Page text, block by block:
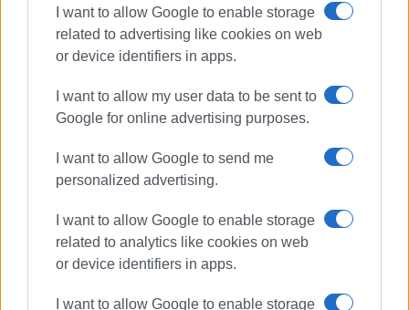
I want to allow Google to enable storage
related to advertising like cookies on web
or device identifiers in apps.
I want to allow my user data to be sent to
Google for online advertising purposes.
I want to allow Google to send me
personalized advertising.
I want to allow Google to enable storage
related to analytics like cookies on web
or device identifiers in apps.
I want to allow Google to enable storage